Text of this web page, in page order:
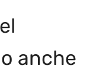
anche